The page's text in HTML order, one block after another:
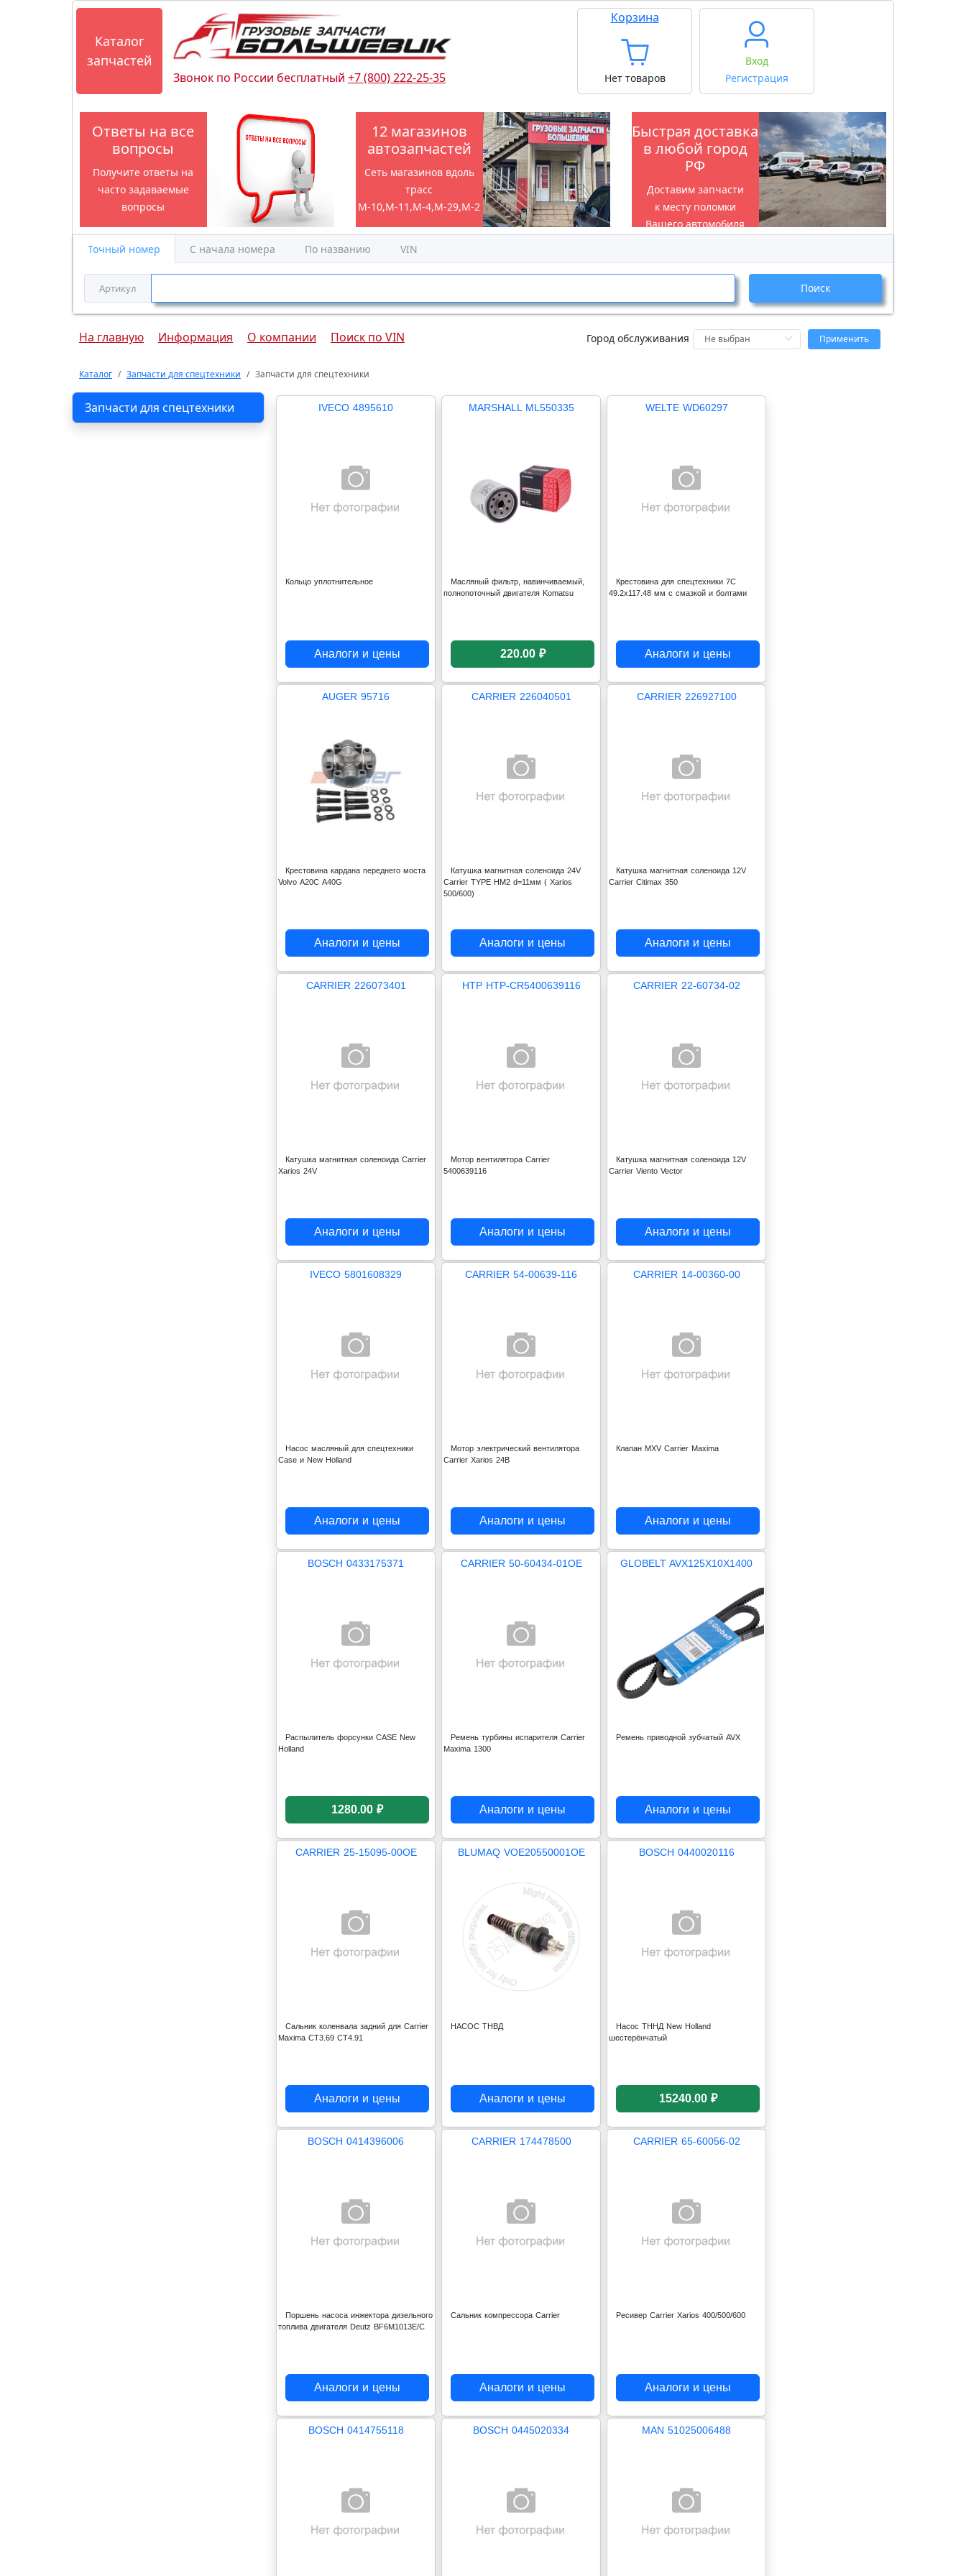
Каталог
запчастей
Звонок по России бесплатный +7 (800) 222-25-35
Корзина
Нет товаров
Вход
Регистрация
Ответы на все
вопросы
Получите ответы на
часто задаваемые
вопросы
12 магазинов
автозапчастей
Сеть магазинов вдоль
трасс
М-10,М-11,М-4,М-29,М-2
Быстрая доставка
в любой город
РФ
Доставим запчасти
к месту поломки
Вашего автомобиля
Точный номер
С начала номера По названию VIN
Артикул Поиск
На главную Информация О компании Поиск по VIN Город обслуживания Применить
Каталог Запчасти для спецтехники Запчасти для спецтехники
Запчасти для спецтехники IVECO 4895610
Кольцо уплотнительное
Аналоги и цены
MARSHALL ML550335
Масляный фильтр, навинчиваемый,
полнопоточный двигателя Komatsu
220.00 ₽
WELTE WD60297
Крестовина для спецтехники 7C
49.2x117.48 мм с смазкой и болтами
Аналоги и цены
AUGER 95716
Крестовина кардана переднего моста
Volvo A20C A40G
Аналоги и цены
CARRIER 226040501
Катушка магнитная соленоида 24V
Carrier TYPE HM2 d=11мм ( Xarios
500/600)
Аналоги и цены
CARRIER 226927100
Катушка магнитная соленоида 12V
Carrier Citimax 350
Аналоги и цены
CARRIER 226073401
Катушка магнитная соленоида Carrier
Xarios 24V
Аналоги и цены
HTP HTP-CR5400639116
Мотор вентилятора Carrier
5400639116
Аналоги и цены
CARRIER 22-60734-02
Катушка магнитная соленоида 12V
Carrier Viento Vector
Аналоги и цены
IVECO 5801608329
Насос масляный для спецтехники
Case и New Holland
Аналоги и цены
CARRIER 54-00639-116
Мотор электрический вентилятора
Carrier Xarios 24В
Аналоги и цены
CARRIER 14-00360-00
Клапан MXV Carrier Maxima
Аналоги и цены
BOSCH 0433175371
Распылитель форсунки CASE New
Holland
1280.00 ₽
CARRIER 50-60434-01OE
Ремень турбины испарителя Carrier
Maxima 1300
Аналоги и цены
GLOBELT AVX125X10X1400
Ремень приводной зубчатый AVX
Аналоги и цены
CARRIER 25-15095-00OE
Сальник коленвала задний для Carrier
Maxima CT3.69 CT4.91
Аналоги и цены
BLUMAQ VOE20550001OE
НАСОС ТНВД
Аналоги и цены
BOSCH 0440020116
Насос ТННД New Holland
шестерёнчатый
15240.00 ₽
BOSCH 0414396006
Поршень насоса инжектора дизельного
топлива двигателя Dеutz BF6M1013E/C
Аналоги и цены
CARRIER 174478500
Сальник компрессора Carrier
Аналоги и цены
CARRIER 65-60056-02
Ресивер Carrier Xarios 400/500/600
Аналоги и цены
BOSCH 0414755118 BOSCH 0445020334 MAN 51025006488